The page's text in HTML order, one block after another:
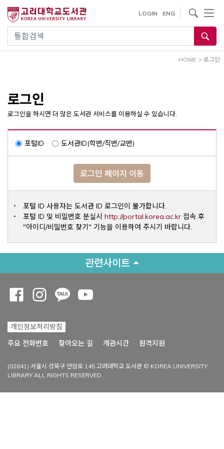
건
통합검색
LOGIN ENG
사이트내 검색
HOME > 로그인
로그인
로그인을 하시면 더 많은 도서관 서비스를 이용하실 수 있습니다.
포털ID 도서관ID(학번/직번/교번)
로그인 페이지 이동
포털 ID 사용자는 도서관 ID 로그인이 불가합니다.
포털 ID 및 비밀번호 분실시 http://portal.korea.ac.krOpens a
접속 후
"아이디/비밀번호 찾기" 기능을 이용하여 주시기 바랍니다.
관련사이트
개인정보처리방침
주요 전화번호
찾아오는 길 개관시간 원격지원
(02841) 서울시 성북구 안암로 145 고려대학교 도서관 © KOREA UNIVERSITY
LIBRARY ALL RIGHTS RESERVED.
Opens a new window
Opens a new window
Opens a new window